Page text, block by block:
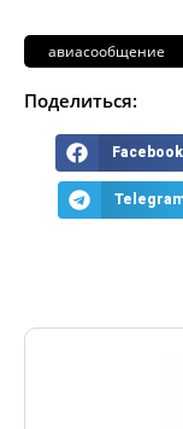
авиасообщение
Поделиться:
Facebook